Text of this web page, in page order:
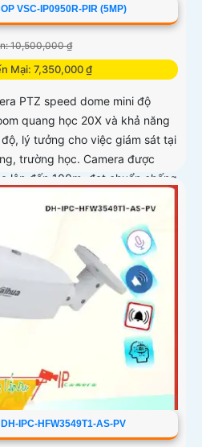
VSC-IP0950R-PIR (5MP)
10,500,000 ₫
Mại: 7,350,000 ₫
PTZ speed dome mini độ
quang học 20X và khả năng
lý tưởng cho việc giám sát tại
trường học. Camera được
lên đến 100m, đạt chuẩn chống
năng chống va đập IK10, đảm
điều kiện môi trường khắc
IPC-HFW3549T1-AS-PV